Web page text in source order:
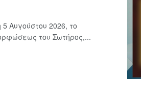
Αυγούστου 2026, το
του Σωτήρος,...